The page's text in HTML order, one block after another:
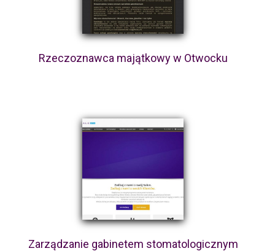
Rzeczoznawca majątkowy w Otwocku
Zarządzanie gabinetem stomatologicznym